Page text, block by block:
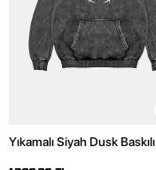
Yıkamalı Siyah Dusk Baskılı